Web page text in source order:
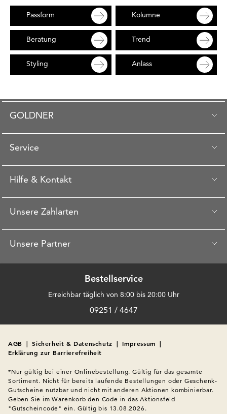
Passform Kolumne
Beratung Trend
Styling Anlass
GOLDNER
Service
Hilfe & Kontakt
Unsere Zahlarten
Unsere Partner
Bestellservice
Erreichbar täglich von 8:00 bis 20:00 Uhr
09251 / 4647
AGB | Sicherheit & Datenschutz | Impressum |
Erklärung zur Barrierefreiheit
*Nur gültig bei einer Onlinebestellung. Gültig für das gesamte
Sortiment. Nicht für bereits laufende Bestellungen oder Geschenk-
Gutscheine nutzbar und nicht mit anderen Aktionen kombinierbar.
Geben Sie im Warenkorb den Code in das Aktionsfeld
"Gutscheincode" ein. Gültig bis 13.08.2026.